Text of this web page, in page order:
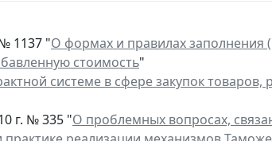
1137 "О формах и правилах заполнения
стоимость"
системе в сфере закупок товаров,
г. № 335 "О проблемных вопросах,